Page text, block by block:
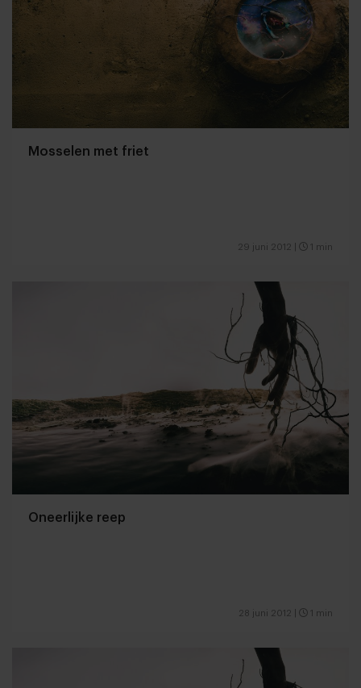
Mosselen met friet
29 juni 2012 1 min
Oneerlijke reep
28 juni 2012 1 min